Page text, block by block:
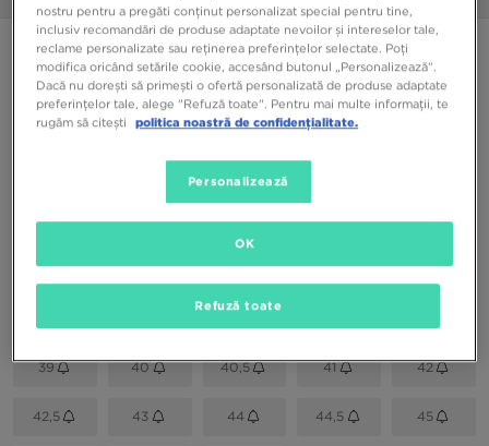
ONLY AT JD
PUMA ANZARUN
Alege mărimea
39 40 40,5 41 42
42,5 43 44 44,5 45
nostru pentru a pregăti conținut personalizat special pentru tine,
inclusiv recomandări de produse adaptate nevoilor și intereselor tale,
reclame personalizate sau reținerea preferințelor selectate. Poți
modifica oricând setările cookie, accesând butonul „Personalizează”.
Dacă nu dorești să primești o ofertă personalizată de produse adaptate
preferințelor tale, alege "Refuză toate". Pentru mai multe informații, te
rugăm să citești
politica noastră de confidențialitate.
Personalizează
Refuză toate
OK